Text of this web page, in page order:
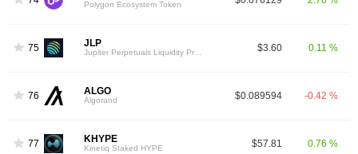
Polygon Ecosystem Token
75 JLP $3.60 0.11 %
76 ALGO
Algorand $0.089594 -0.42 %
77 KHYPE
Kinetiq Staked HYPE $57.81 0.76 %